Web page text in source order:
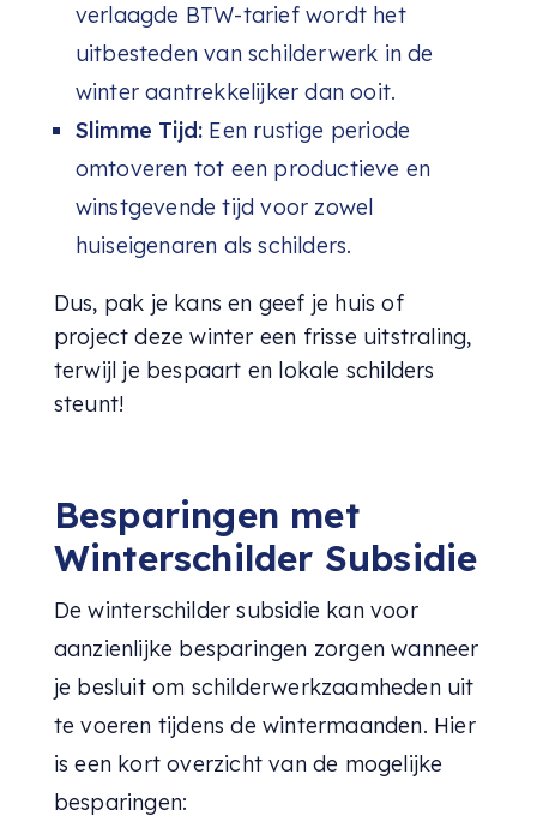
verlaagde BTW-tarief wordt het
uitbesteden van schilderwerk in de
winter aantrekkelijker dan ooit.
Slimme Tijd: Een rustige periode
omtoveren tot een productieve en
winstgevende tijd voor zowel
huiseigenaren als schilders.
Dus, pak je kans en geef je huis of
project deze winter een frisse uitstraling,
terwijl je bespaart en lokale schilders
steunt!
Besparingen met
Winterschilder Subsidie
De winterschilder subsidie kan voor
aanzienlijke besparingen zorgen wanneer
je besluit om schilderwerkzaamheden uit
te voeren tijdens de wintermaanden. Hier
is een kort overzicht van de mogelijke
besparingen: